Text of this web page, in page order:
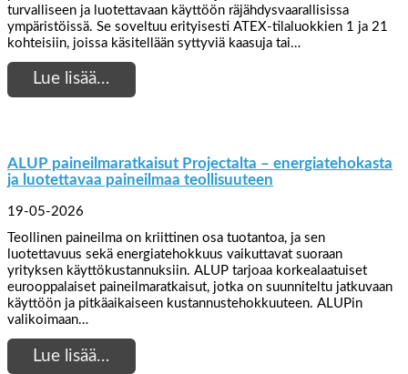
turvalliseen ja luotettavaan käyttöön räjähdysvaarallisissa
ympäristöissä. Se soveltuu erityisesti ATEX-tilaluokkien 1 ja 21
kohteisiin, joissa käsitellään syttyviä kaasuja tai…
Lue lisää…
ALUP paineilmaratkaisut Projectalta – energiatehokasta
ja luotettavaa paineilmaa teollisuuteen
19-05-2026
Teollinen paineilma on kriittinen osa tuotantoa, ja sen
luotettavuus sekä energiatehokkuus vaikuttavat suoraan
yrityksen käyttökustannuksiin. ALUP tarjoaa korkealaatuiset
eurooppalaiset paineilmaratkaisut, jotka on suunniteltu jatkuvaan
käyttöön ja pitkäaikaiseen kustannustehokkuuteen. ALUPin
valikoimaan…
Lue lisää…